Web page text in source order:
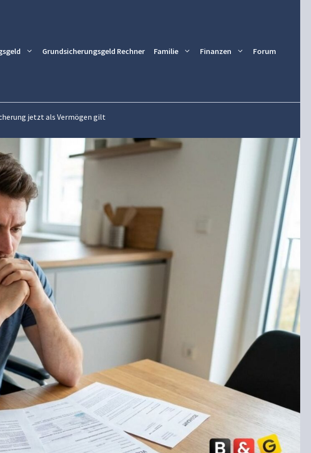
Grundsicherungsgeld Rechner Familie Finanzen Forum
jetzt als Vermögen gilt